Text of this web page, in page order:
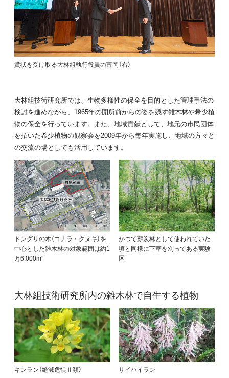
賞状を受け取る大林組執行役員の富岡（右）
大林組技術研究所では、生物多様性の保全を目的とした管理手法の
検討を進めながら、1965年の開所前からの姿を残す雑木林や希少植
物の保全を行っています。また、地域貢献として、地元の市民団体
を招いた希少植物の観察会を2009年から毎年実施し、地域の方々と
の交流の場としても活用しています。
ドングリの木（コナラ・クヌギ）を
中心とした雑木林の対象範囲は約1
万6,000m²
かつて薪炭林として使われていた
頃と同様に下草を刈ってある実験
区
大林組技術研究所内の雑木林で自生する植物
キンラン（絶滅危惧Ⅱ類） サイハイラン